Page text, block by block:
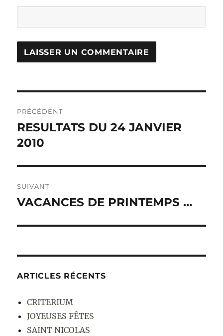
de
l’article
PRÉCÉDENT
Publication
précédente :
RESULTATS DU 24 JANVIER
2010
SUIVANT
Publication
VACANCES DE PRINTEMPS …
ARTICLES RÉCENTS
CRITERIUM
JOYEUSES FÊTES
SAINT NICOLAS